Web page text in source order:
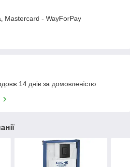
Mastercard - WayForPay
14 днів за домовленістю